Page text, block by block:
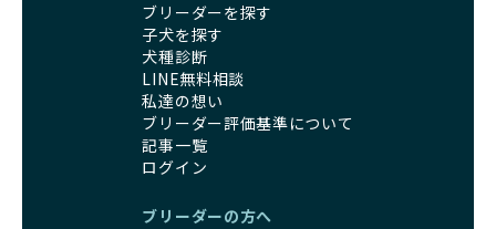
ブリーダーを探す
子犬を探す
犬種診断
LINE無料相談
私達の想い
ブリーダー評価基準について
記事一覧
ログイン
ブリーダーの方へ